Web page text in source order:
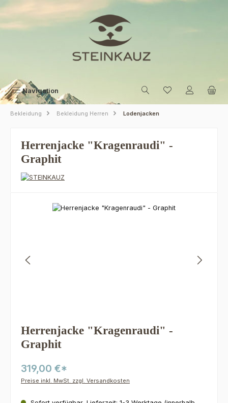
Zum Hauptinhalt springen
Navigation
Bekleidung Bekleidung Herren Lodenjacken
Herrenjacke "Kragenraudi" -
Graphit
Bildergalerie überspringen
Herrenjacke "Kragenraudi" -
Graphit
319,00 €*
Preise inkl. MwSt. zzgl. Versandkosten